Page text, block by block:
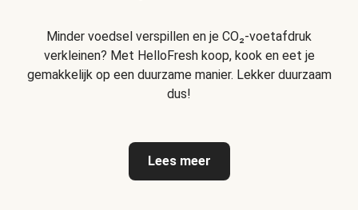
Minder voedsel verspillen en je CO₂-voetafdruk
verkleinen? Met HelloFresh koop, kook en eet je
gemakkelijk op een duurzame manier. Lekker duurzaam
dus!
Lees meer